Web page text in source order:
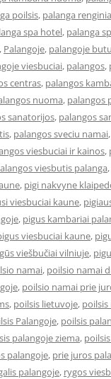
poilsis, palanga
spa hotel, palanga
, Palangoje, palangoje
viesbuciai, palangos,
centras, palangos
nuoma, palangos
sanatorijos, palangos
, palangos sveciu namai,
viesbuciai ir kainos,
viesbutis palanga,
, pigi nakvyne
viesbuciai kaune,
, pigus kambariai
viesbuciai kaune,
viešbučiai vilniuje,
namai, poilsio namai
, poilsio namai prie
, poilsis lietuvoje,
Palangoje, poilsis
palangoje ziema,
palangoje, prie juros
palangoje, rygos